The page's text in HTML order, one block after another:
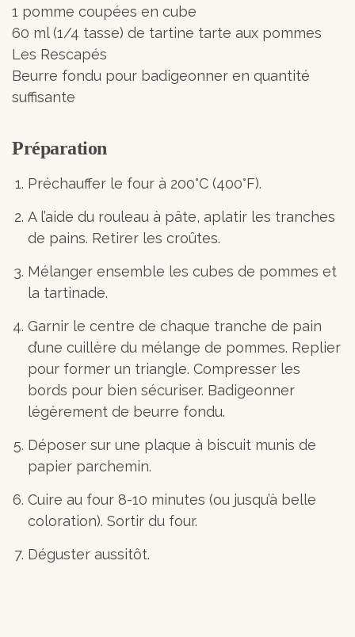
1 pomme coupées en cube
60 ml (1/4 tasse) de tartine tarte aux pommes
Les Rescapés
Beurre fondu pour badigeonner en quantité
suffisante
Préparation
Préchauffer le four à 200°C (400°F).
A l’aide du rouleau à pâte, aplatir les tranches
de pains. Retirer les croûtes.
Mélanger ensemble les cubes de pommes et
la tartinade.
Garnir le centre de chaque tranche de pain
d’une cuillère du mélange de pommes. Replier
pour former un triangle. Compresser les
bords pour bien sécuriser. Badigeonner
légèrement de beurre fondu.
Déposer sur une plaque à biscuit munis de
papier parchemin.
Cuire au four 8-10 minutes (ou jusqu’à belle
coloration). Sortir du four.
Déguster aussitôt.